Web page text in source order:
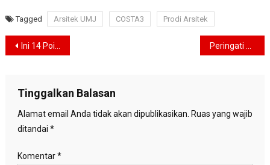
Tagged Arsitek UMJ COSTA3 Prodi Arsitek
Navigasi
Ini 14 Poin Komunike Hasil Pertemuan G20 Menkeu-Bank Sentral di Jakarta
Tinggalkan Balasan
Alamat email Anda tidak akan dipublikasikan. Ruas yang wajib
ditandai *
Komentar*